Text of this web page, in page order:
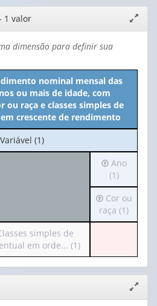
janela
1 valor
dimensão para definir sua
nominal mensal das
ou mais de idade, com
ou raça e classes simples de
crescente de rendimento
No
Variável (1)
Irá
para
o
cabeçalho
(possui
apenas
Ano
(1)
Irá
para
o
apenas
1
Cor ou
raça (1)
simples de
em orde... (1)
janela